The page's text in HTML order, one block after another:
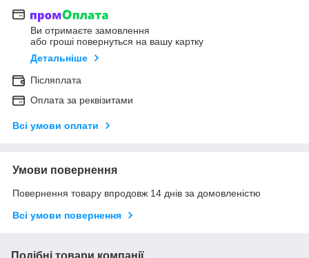
Ви отримаєте замовлення
або гроші повернуться на вашу картку
Детальніше
Післяплата
Оплата за реквізитами
Всі умови оплати
Умови повернення
Повернення товару впродовж 14 днів за домовленістю
Всі умови повернення